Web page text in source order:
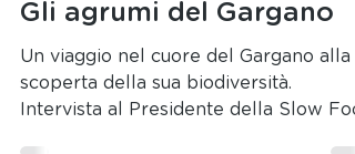
silviacamagni
5 mar 2025
Tempo di lettura: 3 min
Gli agrumi del Gargano
Un viaggio nel cuore del Gargano alla
scoperta della sua biodiversità.